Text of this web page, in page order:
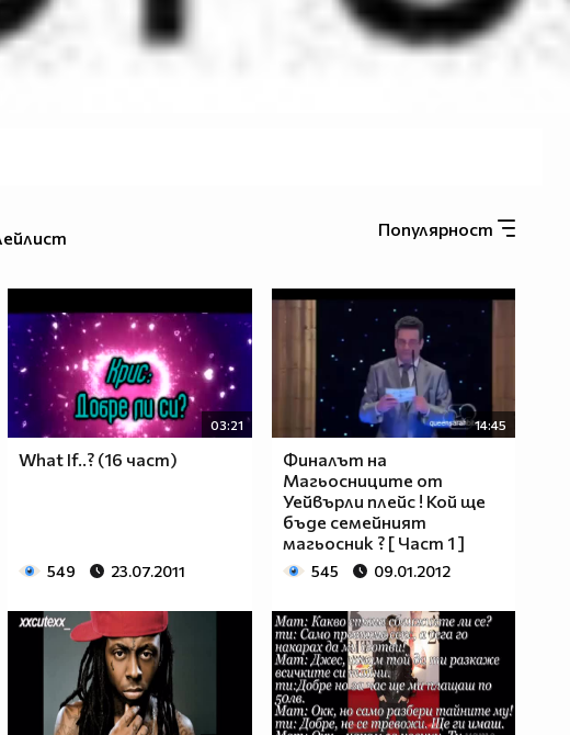
Популярност
03:21
What If..? (16 част)
549 23.07.2011
14:45
Финалът на
Магьосниците от
Уейвърли плейс ! Кой ще
бъде семейният
магьосник ? [ Част 1 ]
545 09.01.2012